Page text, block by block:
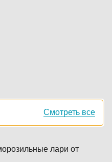
Смотреть все
лари от